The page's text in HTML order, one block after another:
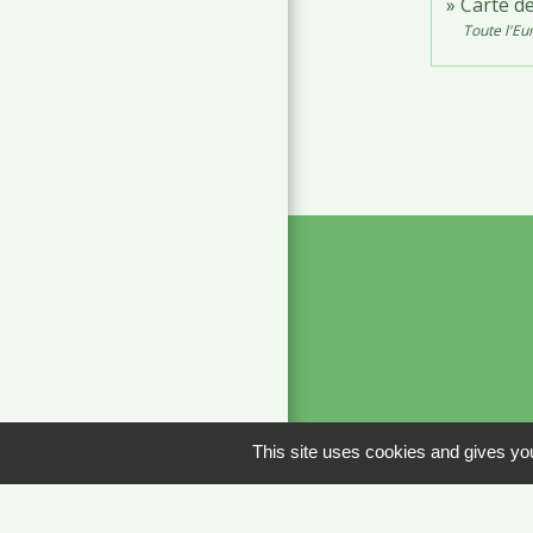
Toute
This site uses cookies and gives